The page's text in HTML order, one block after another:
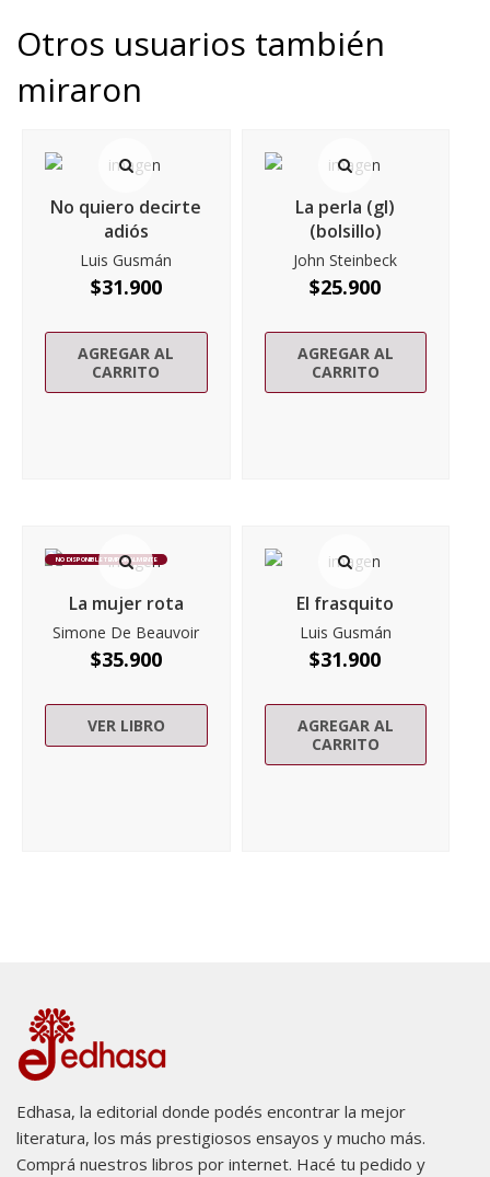
Otros usuarios también
miraron
No quiero decirte
adiós
Luis Gusmán
$31.900
AGREGAR AL
CARRITO
La perla (gl)
(bolsillo)
John Steinbeck
$25.900
AGREGAR AL
CARRITO
NO DISPONIBLE TEMPORALMENTE
La mujer rota
Simone De Beauvoir
$35.900
VER LIBRO
El frasquito
Luis Gusmán
$31.900
AGREGAR AL
CARRITO
Edhasa, la editorial donde podés encontrar la mejor
literatura, los más prestigiosos ensayos y mucho más.
Comprá nuestros libros por internet. Hacé tu pedido y